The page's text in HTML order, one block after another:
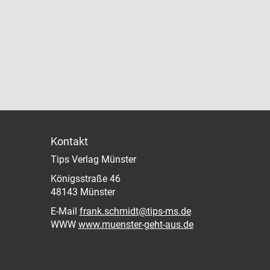
Kontakt
Tips Verlag Münster
Königsstraße 46
48143 Münster
E-Mail frank.schmidt@tips-ms.de
WWW www.muenster-geht-aus.de